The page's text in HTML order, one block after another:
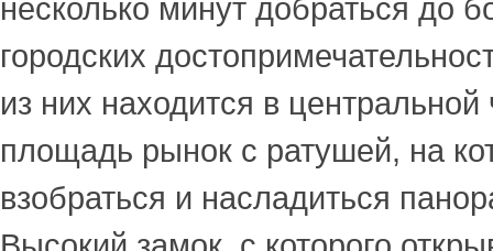
несколько минут добраться до
городских
из них находится в центральной
площадь рынок с ратушей, на
взобраться и насладиться